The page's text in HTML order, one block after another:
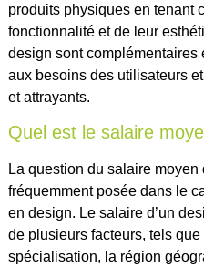
produits physiques en tenant
fonctionnalité et de leur
design sont complémentaires
aux besoins des utilisateurs
et attrayants.
Quel est le salaire
La question du salaire moyen
fréquemment posée dans le
en design. Le salaire d’un
de plusieurs facteurs, tels
spécialisation, la région